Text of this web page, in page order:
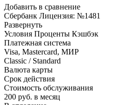
Добавить в сравнение
Сбербанк Лицензия: №1481
Развернуть
Условия Проценты Кэшбэк
Платежная система
Visa, Mastercard, МИР
Classic / Standard
Валюта карты
Срок действия
Стоимость обслуживания
200 руб. в месяц